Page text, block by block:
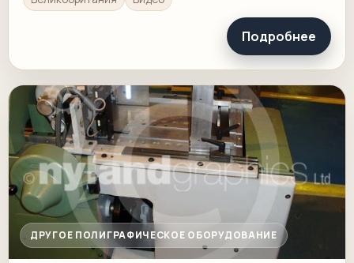
Подробнее
ДРУГОЕ ПОЛИГРАФИЧЕСКОЕ ОБОРУДОВАНИЕ